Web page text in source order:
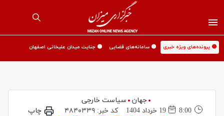
🟡 پرونده‌های ویژه خبری 🟡 سامانه‌های قضایی 🟡 جنایت میدان علیخانی اصفهان
جهان
سیاست خارجی
8:00
19 خرداد 1404 کد خبر:۴۸۴۰۳۳۹ چاپ